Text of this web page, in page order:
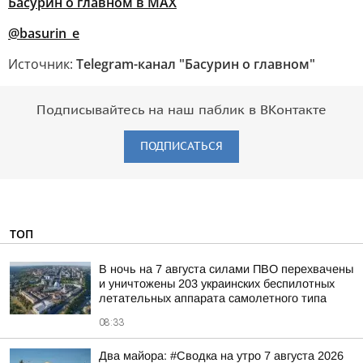
@basurin_e
Источник: Telegram-канал "Басурин о главном"
Подписывайтесь на наш паблик в ВКонтакте
ПОДПИСАТЬСЯ
ТОП
В ночь на 7 августа силами ПВО перехвачены
и уничтожены 203 украинских беспилотных
летательных аппарата самолетного типа
08:33
Два майора: #Сводка на утро 7 августа 2026